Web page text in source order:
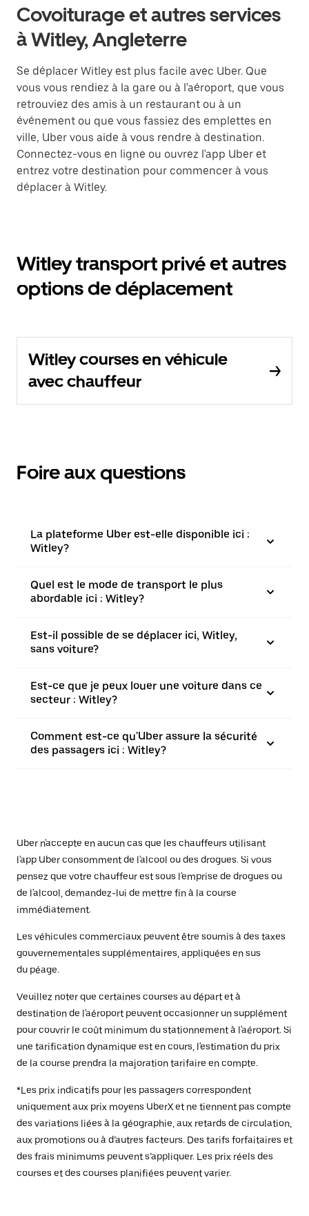
Covoiturage et autres services
à Witley, Angleterre
Se déplacer Witley est plus facile avec Uber. Que
vous vous rendiez à la gare ou à l'aéroport, que vous
retrouviez des amis à un restaurant ou à un
événement ou que vous fassiez des emplettes en
ville, Uber vous aide à vous rendre à destination.
Connectez-vous en ligne ou ouvrez l'app Uber et
entrez votre destination pour commencer à vous
déplacer à Witley.
Witley transport privé et autres
options de déplacement
Witley courses en véhicule
avec chauffeur
Foire aux questions
La plateforme Uber est-elle disponible ici :
Witley?
Quel est le mode de transport le plus
abordable ici : Witley?
Est-il possible de se déplacer ici, Witley,
sans voiture?
Est-ce que je peux louer une voiture dans ce
secteur : Witley?
Comment est-ce qu'Uber assure la sécurité
des passagers ici : Witley?
Uber n'accepte en aucun cas que les chauffeurs utilisant
l'app Uber consomment de l'alcool ou des drogues. Si vous
pensez que votre chauffeur est sous l'emprise de drogues ou
de l'alcool, demandez-lui de mettre fin à la course
immédiatement.
Les véhicules commerciaux peuvent être soumis à des taxes
gouvernementales supplémentaires, appliquées en sus
du péage.
Veuillez noter que certaines courses au départ et à
destination de l'aéroport peuvent occasionner un supplément
pour couvrir le coût minimum du stationnement à l'aéroport. Si
une tarification dynamique est en cours, l'estimation du prix
de la course prendra la majoration tarifaire en compte.
*Les prix indicatifs pour les passagers correspondent
uniquement aux prix moyens UberX et ne tiennent pas compte
des variations liées à la géographie, aux retards de circulation,
aux promotions ou à d’autres facteurs. Des tarifs forfaitaires et
des frais minimums peuvent s’appliquer. Les prix réels des
courses et des courses planifiées peuvent varier.